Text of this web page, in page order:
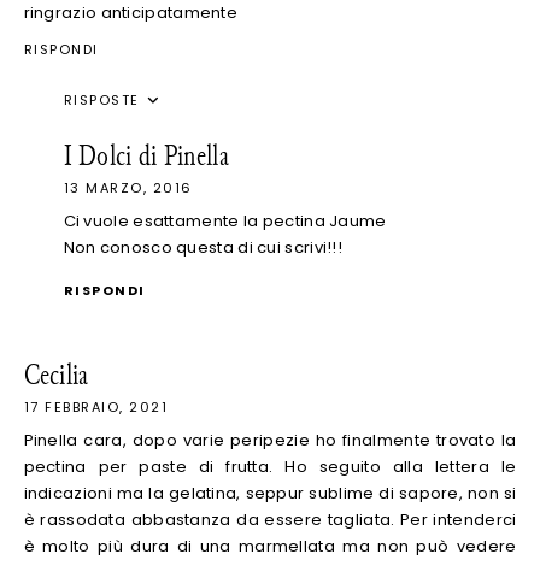
ringrazio anticipatamente
RISPONDI
RISPOSTE
I Dolci di Pinella
13 MARZO, 2016
Ci vuole esattamente la pectina Jaume
Non conosco questa di cui scrivi!!!
RISPONDI
Cecilia
17 FEBBRAIO, 2021
Pinella cara, dopo varie peripezie ho finalmente trovato la
pectina per paste di frutta. Ho seguito alla lettera le
indicazioni ma la gelatina, seppur sublime di sapore, non si
è rassodata abbastanza da essere tagliata. Per intenderci
è molto più dura di una marmellata ma non può vedere